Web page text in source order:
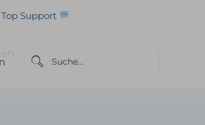
Top Support